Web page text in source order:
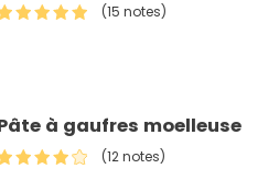
(15 notes)
à gaufres moelleuse
(12 notes)